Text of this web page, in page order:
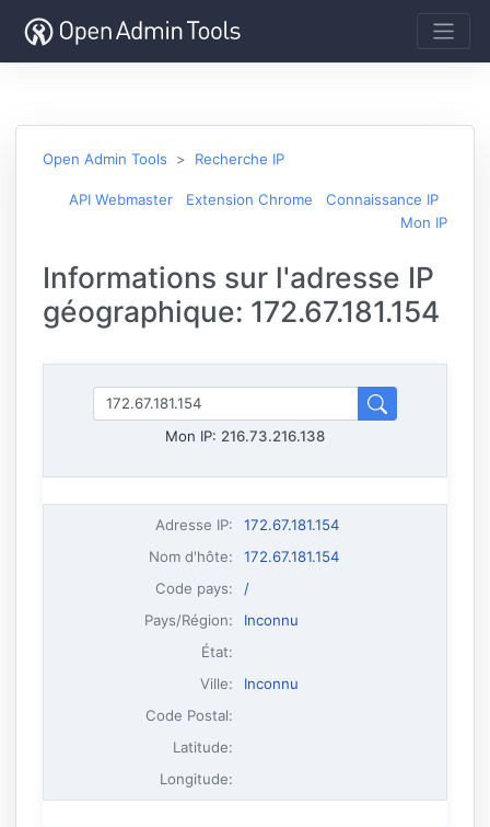
Open Admin Tools Recherche IP
API Webmaster Extension Chrome
Connaissance IP
Mon IP
Informations sur l'adresse IP
géographique: 172.67.181.154
Mon IP: 216.73.216.138
Adresse IP:
172.67.181.154
Nom d'hôte:
172.67.181.154
Code pays:
/
Pays/Région:
Inconnu
État:
Ville:
Inconnu
Code Postal:
Latitude:
Longitude: